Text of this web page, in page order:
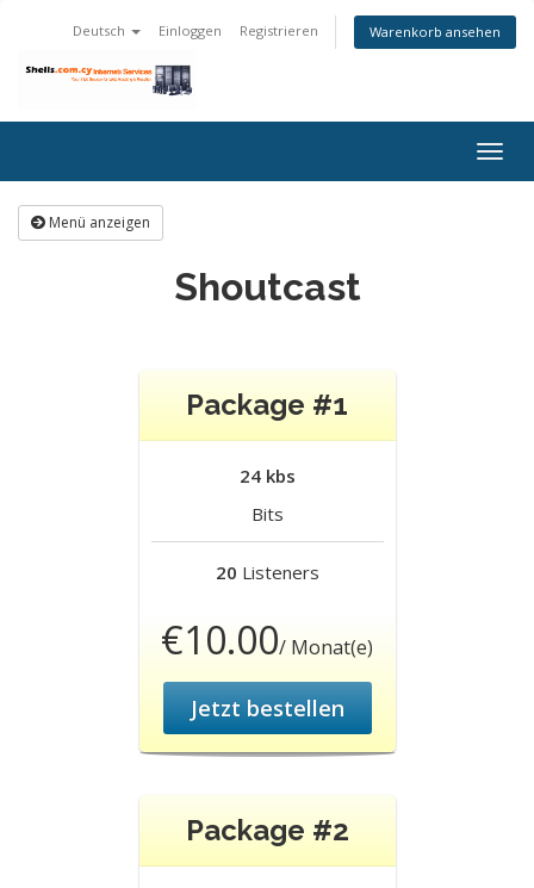
Deutsch Einloggen Registrieren Warenkorb ansehen
Menü anzeigen
Shoutcast
Package #1
24 kbs
Bits
20 Listeners
€10.00/ Monat(e)
Jetzt bestellen
Package #2